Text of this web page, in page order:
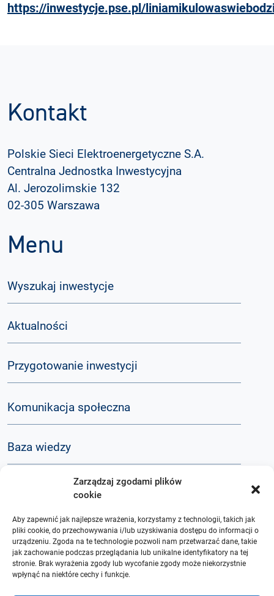
Zarządzaj zgodami plików
cookie
Aby zapewnić jak najlepsze wrażenia, korzystamy z technologii, takich jak
pliki cookie, do przechowywania i/lub uzyskiwania dostępu do informacji o
urządzeniu. Zgoda na te technologie pozwoli nam przetwarzać dane, takie
jak zachowanie podczas przeglądania lub unikalne identyfikatory na tej
stronie. Brak wyrażenia zgody lub wycofanie zgody może niekorzystnie
wpłynąć na niektóre cechy i funkcje.
https://inwestycje.pse.pl/
Kontakt
Polskie Sieci Elektroenergetyczne S.A.
Centralna Jednostka Inwestycyjna
Al. Jerozolimskie 132
02-305 Warszawa
Menu
Wyszukaj inwestycje
Aktualności
Przygotowanie inwestycji
Komunikacja społeczna
Baza wiedzy
O nas